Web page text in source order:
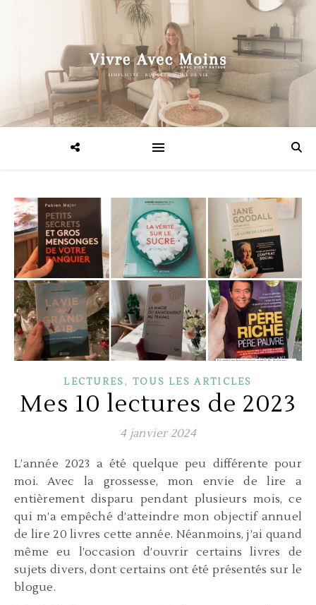
LECTURES , TOUS LES ARTICLES
Mes 10 lectures de 2023
4 janvier 2024
L’année 2023 a été quelque peu différente pour
moi. Avec la grossesse, mon envie de lire a
entièrement disparu pendant plusieurs mois, ce
qui m’a empêché d’atteindre mon objectif annuel
de lire 20 livres cette année. Néanmoins, j’ai quand
même eu l’occasion d’ouvrir certains livres de
sujets divers, dont certains ont été présentés sur le
blogue.